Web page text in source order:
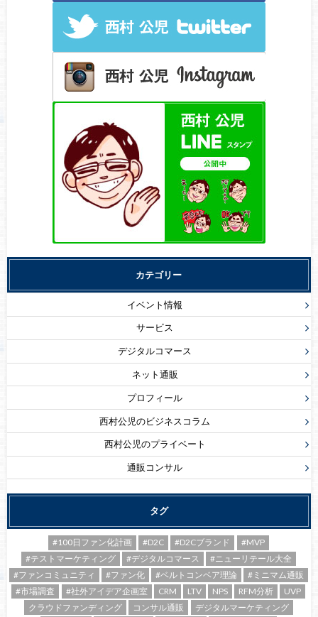
カテゴリー
イベント情報
サービス
デジタルコマース
ネット通販
プロフィール
西村公児のビジネスコラム
西村公児のプライベート
通販コンサル
タグ
#100日ファン化計画 #D2C #D2Cブランド
#MVP
#テストマーケティング
#デジタルコマース
#ニューリテール大全
#ファンコミュニティ
#ファン化 #ベルトコンベア理論
#ミニマム通販
#市場調査
#社外アイデア企画室 CRM LTV NPS RFM分析
UVP
クラウドファンディング
コンサル通販
デジタルマーケティング